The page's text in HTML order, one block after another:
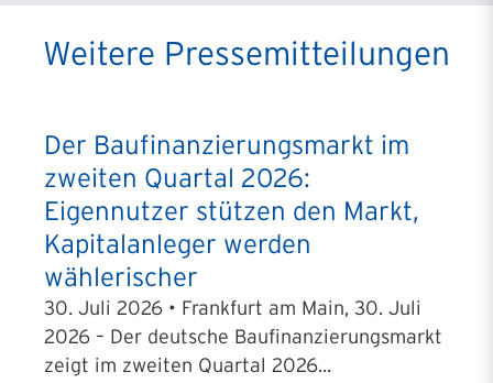
Weitere Pressemitteilungen
Der Baufinanzierungsmarkt im
zweiten Quartal 2026:
Eigennutzer stützen den Markt,
Kapitalanleger werden
wählerischer
30. Juli 2026 • Frankfurt am Main, 30. Juli
2026 – Der deutsche Baufinanzierungsmarkt
zeigt im zweiten Quartal 2026...